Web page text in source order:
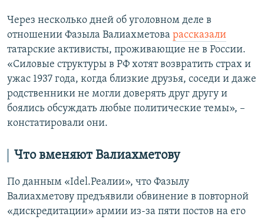
Через несколько дней об уголовном деле в
отношении Фазыла Валиахметова рассказали
татарские активисты, проживающие не в России.
«Силовые структуры в РФ хотят возвратить страх и
ужас 1937 года, когда близкие друзья, соседи и даже
родственники не могли доверять друг другу и
боялись обсуждать любые политические темы», –
констатировали они.
Что вменяют Валиахметову
По данным «Idel.Реалии», что Фазылу
Валиахметову предъявили обвинение в повторной
«дискредитации» армии из-за пяти постов на его